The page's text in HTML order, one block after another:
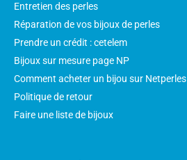
Entretien des perles
Réparation de vos bijoux de perles
Prendre un crédit : cetelem
Bijoux sur mesure page NP
Comment acheter un bijou sur Netperles
Politique de retour
Faire une liste de bijoux